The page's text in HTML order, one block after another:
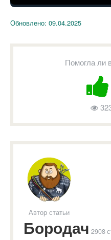
Обновлено: 09.04.2025
Помогла ли
Автор статьи
Бородач 2908